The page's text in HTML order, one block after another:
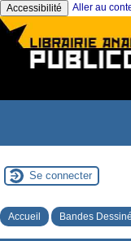
Accessibilité Aller au
Se connecter
Accueil Bandes